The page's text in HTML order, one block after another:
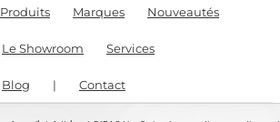
Produits Marques Nouveautés
Le Showroom Services
Blog | Contact